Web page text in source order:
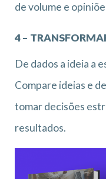
de volume e
4 –
De dados a ideia a
Compare ideias e
tomar decisões
resultados.